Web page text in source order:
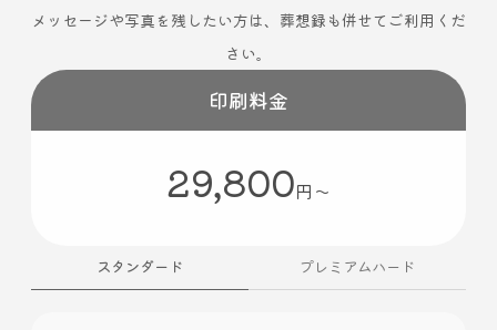
メッセージや写真を残したい方は、葬想録も併せてご利用くだ
さい。
印刷料金
29,800円〜
スタンダード プレミアムハード